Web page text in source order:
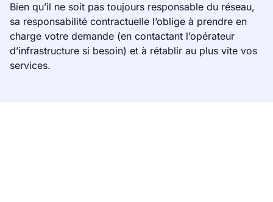
Bien qu’il ne soit pas toujours responsable du réseau,
sa responsabilité contractuelle l’oblige à prendre en
charge votre demande (en contactant l’opérateur
d’infrastructure si besoin) et à rétablir au plus vite vos
services.